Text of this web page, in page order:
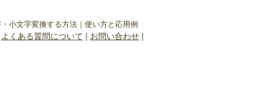
小文字変換する方法｜使い方と応用例
よくある質問について | お問い合わせ |